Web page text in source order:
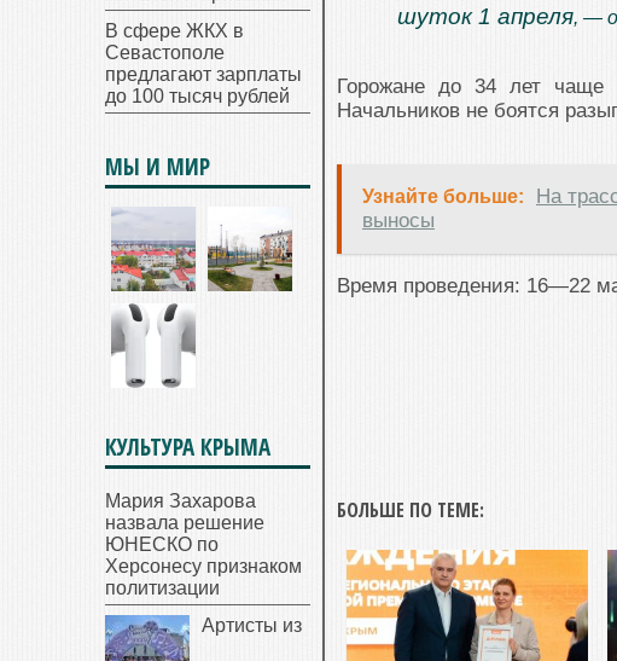
шуток 1 апреля, —
Горожане до 34 лет чаще
Начальников не боятся
Узнайте больше:
На
выносы
Время проведения: 16—22
БОЛЬШЕ ПО ТЕМЕ:
В сфере ЖКХ в
Севастополе
предлагают зарплаты
до 100 тысяч рублей
МЫ И МИР
КУЛЬТУРА КРЫМА
Мария Захарова
назвала решение
ЮНЕСКО по
Херсонесу признаком
политизации
Артисты из